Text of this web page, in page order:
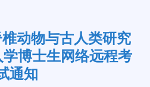
动物与古人类研究
博士生网络远程考
通知